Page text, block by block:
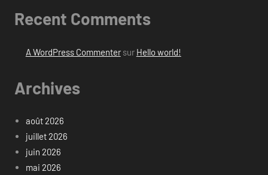
Recent Comments
A WordPress Commentersur Hello world!
Archives
août 2026
juillet 2026
juin 2026
mai 2026